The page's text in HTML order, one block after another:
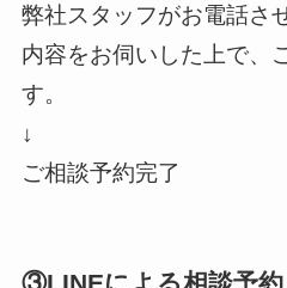
弊社スタッフがお電話さ
内容をお伺いした上で、
す。
↓
ご相談予約完了